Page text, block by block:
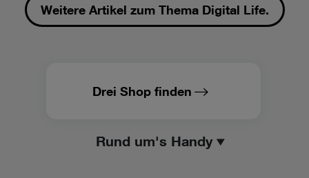
Weitere Artikel zum Thema Digital Life.
Drei Shop finden
Rund um's Handy